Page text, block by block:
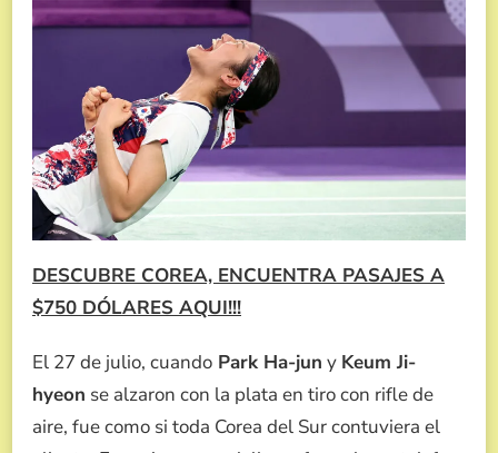
DESCUBRE COREA, ENCUENTRA PASAJES A
$750 DÓLARES AQUI!!!
El 27 de julio, cuando Park Ha-jun y Keum Ji-
hyeon se alzaron con la plata en tiro con rifle de
aire, fue como si toda Corea del Sur contuviera el